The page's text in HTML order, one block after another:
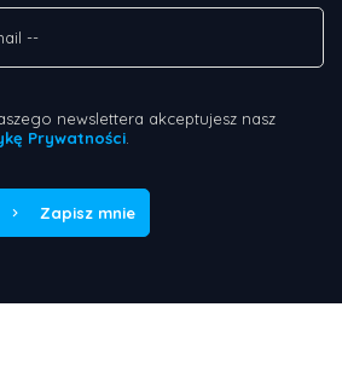
newslettera akceptujesz nasz
Prywatności.
Zapisz mnie